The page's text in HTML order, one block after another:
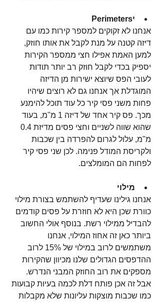
יPerimeters
אנחנו לא זקוקים למספר קירות כמו עם
דיזה קטנה על מנת לקבל את אותו חוזק,
למען האמת אפילו חצי ממספר הקירות
יספיק בכדי לקבל חוזק רב יותר תודות
לעובי הפס שיוצא ישירות מן הדיזה
המוגדלת אך אנחנו גם לא רוצים שיהיו
פחות משני פסי קיר כל עוד תוכל להימנע
מכך. פס קיר אחד של דיזה 1 מ"מ, בעוד
מ"מ, עלול לגרום להפרדה בין שכבות
ולקריסת המודל פנימה. לכן שני פסי קיר
לפחות הם המומלצים.
מילוי
אנחנו גילינו שעדיף להשתמש בצורת מילוי
כוורת שכן היא לא חוזרת על פסים קודמים
להבדיל ממילוי רשת. בנוסף אולי החשוב
ביותר כאן זה אחוז המילוי, אנחנו
משתמשים לרוב במילוי של 15% לרוב
ההדפסים הגדולים שלנו מכיוון שהקירות
מספקים את רוב החוזק המבני הנדרש.
אבל זה אכן פותח דלת לכמה בעיות קבועות
כמו שכבות מוצקות עליונות שלא מקבלות